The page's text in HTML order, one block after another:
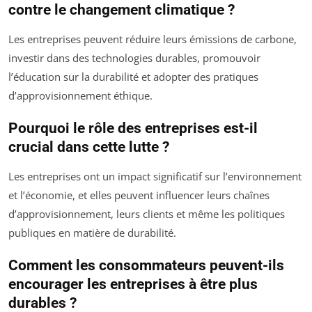
contre le changement climatique ?
Les entreprises peuvent réduire leurs émissions de carbone,
investir dans des technologies durables, promouvoir
l’éducation sur la durabilité et adopter des pratiques
d’approvisionnement éthique.
Pourquoi le rôle des entreprises est-il
crucial dans cette lutte ?
Les entreprises ont un impact significatif sur l’environnement
et l’économie, et elles peuvent influencer leurs chaînes
d’approvisionnement, leurs clients et même les politiques
publiques en matière de durabilité.
Comment les consommateurs peuvent-ils
encourager les entreprises à être plus
durables ?